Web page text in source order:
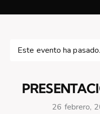
Este evento ha pasado.
26 febrero,